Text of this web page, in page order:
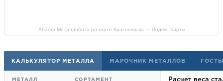
Абаско Металлобаза на карте Красноярска — Яндекс Карты